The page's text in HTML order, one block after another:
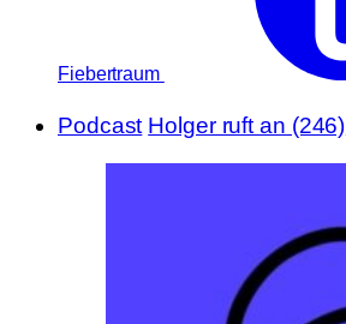
Fiebertraum
Podcast Holger ruft an (246)